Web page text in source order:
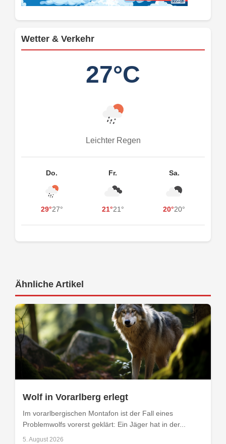
Wetter & Verkehr
27°C
Leichter Regen
Do.
29°27°
Fr.
21°21°
Sa.
20°20°
Ähnliche Artikel
Wolf in Vorarlberg erlegt
Im vorarlbergischen Montafon ist der Fall eines
Problemwolfs vorerst geklärt: Ein Jäger hat in der...
5. August 2026